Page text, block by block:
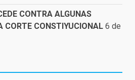
CONTRA ALGUNAS
CORTE CONSTIYUCIONAL 6 de